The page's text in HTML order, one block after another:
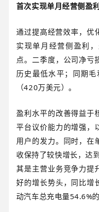
首次实现单月经营侧盈
通过提高经营效率，优
实现单月经营侧盈利
点。二季度，公司净亏
历史最低水平；同期
（420万美元）。
盈利水平的改善得益于
平台议价能力的增强，
用户的发力。同时，在
收保持了较快增长，达
其是主营业务竞争力提
好的增长势头，同比增
动汽车总充电量54.6%的